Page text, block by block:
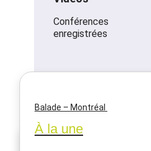
Conférences
enregistrées
Accueil
Balade – Montréal
À la une